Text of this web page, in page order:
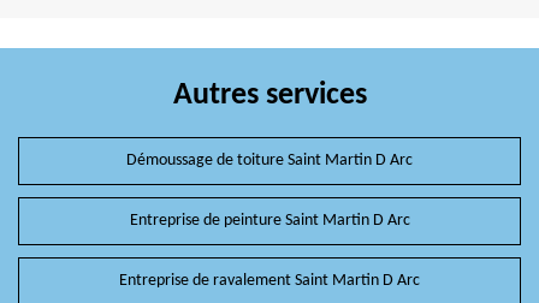
Autres services
Démoussage de toiture Saint Martin D Arc
Entreprise de peinture Saint Martin D Arc
Entreprise de ravalement Saint Martin D Arc